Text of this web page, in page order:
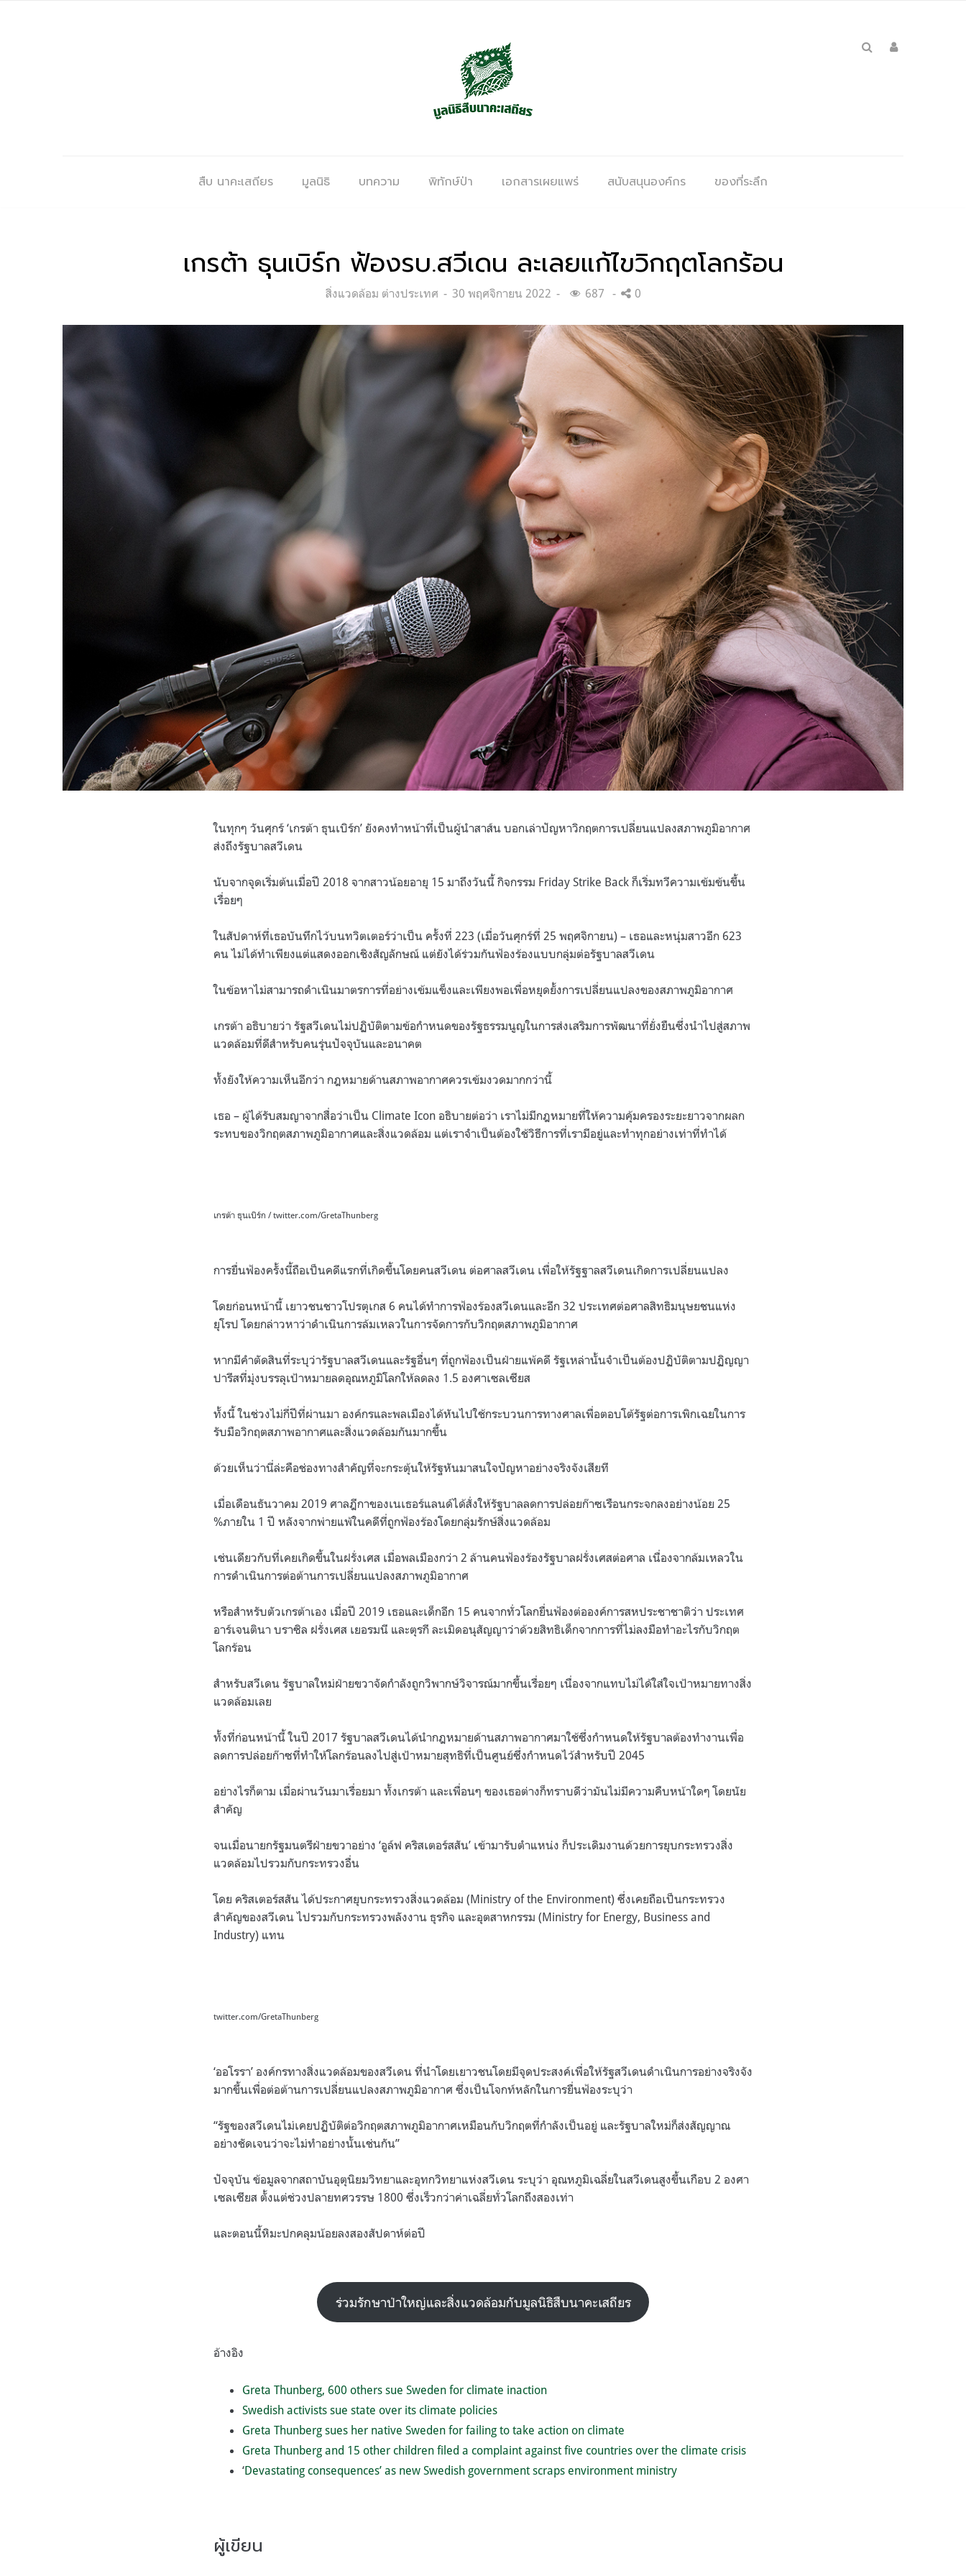
สืบ นาคะเสถียร มูลนิธิ บทความ พิทักษ์ป่า เอกสารเผยแพร่ สนับสนุนองค์กร ของที่ระลึก
เกรต้า ธุนเบิร์ก ฟ้องรบ.สวีเดน ละเลยแก้ไขวิกฤตโลกร้อน
Categories:
สิ่งแวดล้อม ต่างประเทศ
Posted
30 พฤศจิกายน 2022 687 0
ในทุกๆ วันศุกร์ ‘เกรต้า ธุนเบิร์ก’ ยังคงทำหน้าที่เป็นผู้นำสาส์น บอกเล่าปัญหาวิกฤตการเปลี่ยนแปลงสภาพภูมิอากาศ
ส่งถึงรัฐบาลสวีเดน
นับจากจุดเริ่มต้นเมื่อปี 2018 จากสาวน้อยอายุ 15 มาถึงวันนี้ กิจกรรม Friday Strike Back ก็เริ่มทวีความเข้มข้นขึ้น
เรื่อยๆ
ในสัปดาห์ที่เธอบันทึกไว้บนทวิตเตอร์ว่าเป็น ครั้งที่ 223 (เมื่อวันศุกร์ที่ 25 พฤศจิกายน) – เธอและหนุ่มสาวอีก 623
คน ไม่ได้ทำเพียงแต่แสดงออกเชิงสัญลักษณ์ แต่ยังได้ร่วมกันฟ้องร้องแบบกลุ่มต่อรัฐบาลสวีเดน
ในข้อหาไม่สามารถดำเนินมาตรการที่อย่างเข้มแข็งและเพียงพอเพื่อหยุดยั้งการเปลี่ยนแปลงของสภาพภูมิอากาศ
เกรต้า อธิบายว่า รัฐสวีเดนไม่ปฏิบัติตามข้อกำหนดของรัฐธรรมนูญในการส่งเสริมการพัฒนาที่ยั่งยืนซึ่งนำไปสู่สภาพ
แวดล้อมที่ดีสำหรับคนรุ่นปัจจุบันและอนาคต
ทั้งยังให้ความเห็นอีกว่า กฎหมายด้านสภาพอากาศควรเข้มงวดมากกว่านี้
เธอ – ผู้ได้รับสมญาจากสื่อว่าเป็น Climate Icon อธิบายต่อว่า เราไม่มีกฎหมายที่ให้ความคุ้มครองระยะยาวจากผลก
ระทบของวิกฤตสภาพภูมิอากาศและสิ่งแวดล้อม แต่เราจำเป็นต้องใช้วิธีการที่เรามีอยู่และทำทุกอย่างเท่าที่ทำได้
เกรต้า ธุนเบิร์ก / twitter.com/GretaThunberg
การยื่นฟ้องครั้งนี้ถือเป็นคดีแรกที่เกิดขึ้นโดยคนสวีเดน ต่อศาลสวีเดน เพื่อให้รัฐฐาลสวีเดนเกิดการเปลี่ยนแปลง
โดยก่อนหน้านี้ เยาวชนชาวโปรตุเกส 6 คนได้ทำการฟ้องร้องสวีเดนและอีก 32 ประเทศต่อศาลสิทธิมนุษยชนแห่ง
ยุโรป โดยกล่าวหาว่าดำเนินการล้มเหลวในการจัดการกับวิกฤตสภาพภูมิอากาศ
หากมีคำตัดสินที่ระบุว่ารัฐบาลสวีเดนและรัฐอื่นๆ ที่ถูกฟ้องเป็นฝ่ายแพ้คดี รัฐเหล่านั้นจำเป็นต้องปฏิบัติตามปฏิญญา
ปารีสที่มุ่งบรรลุเป้าหมายลดอุณหภูมิโลกให้ลดลง 1.5 องศาเซลเซียส
ทั้งนี้ ในช่วงไม่กี่ปีที่ผ่านมา องค์กรและพลเมืองได้หันไปใช้กระบวนการทางศาลเพื่อตอบโต้รัฐต่อการเพิกเฉยในการ
รับมือวิกฤตสภาพอากาศและสิ่งแวดล้อมกันมากขึ้น
ด้วยเห็นว่านี่ล่ะคือช่องทางสำคัญที่จะกระตุ้นให้รัฐหันมาสนใจปัญหาอย่างจริงจังเสียที
เมื่อเดือนธันวาคม 2019 ศาลฎีกาของเนเธอร์แลนด์ได้สั่งให้รัฐบาลลดการปล่อยก๊าซเรือนกระจกลงอย่างน้อย 25
%ภายใน 1 ปี หลังจากพ่ายแพ้ในคดีที่ถูกฟ้องร้องโดยกลุ่มรักษ์สิ่งแวดล้อม
เช่นเดียวกับที่เคยเกิดขึ้นในฝรั่งเศส เมื่อพลเมืองกว่า 2 ล้านคนฟ้องร้องรัฐบาลฝรั่งเศสต่อศาล เนื่องจากล้มเหลวใน
การดำเนินการต่อต้านการเปลี่ยนแปลงสภาพภูมิอากาศ
หรือสำหรับตัวเกรต้าเอง เมื่อปี 2019 เธอและเด็กอีก 15 คนจากทั่วโลกยื่นฟ้องต่อองค์การสหประชาชาติว่า ประเทศ
อาร์เจนตินา บราซิล ฝรั่งเศส เยอรมนี และตุรกี ละเมิดอนุสัญญาว่าด้วยสิทธิเด็กจากการที่ไม่ลงมือทำอะไรกับวิกฤต
โลกร้อน
สำหรับสวีเดน รัฐบาลใหม่ฝ่ายขวาจัดกำลังถูกวิพากษ์วิจารณ์มากขึ้นเรื่อยๆ เนื่องจากแทบไม่ได้ใส่ใจเป้าหมายทางสิ่ง
แวดล้อมเลย
ทั้งที่ก่อนหน้านี้ ในปี 2017 รัฐบาลสวีเดนได้นำกฎหมายด้านสภาพอากาศมาใช้ซึ่งกำหนดให้รัฐบาลต้องทำงานเพื่อ
ลดการปล่อยก๊าซที่ทำให้โลกร้อนลงไปสู่เป้าหมายสุทธิที่เป็นศูนย์ซึ่งกำหนดไว้สำหรับปี 2045
อย่างไรก็ตาม เมื่อผ่านวันมาเรื่อยมา ทั้งเกรต้า และเพื่อนๆ ของเธอต่างก็ทราบดีว่ามันไม่มีความคืบหน้าใดๆ โดยนัย
สำคัญ
จนเมื่อนายกรัฐมนตรีฝ่ายขวาอย่าง ‘อูล์ฟ คริสเตอร์สสัน’ เข้ามารับตำแหน่ง ก็ประเดิมงานด้วยการยุบกระทรวงสิ่ง
แวดล้อมไปรวมกับกระทรวงอื่น
โดย คริสเตอร์สสัน ได้ประกาศยุบกระทรวงสิ่งแวดล้อม (Ministry of the Environment) ซึ่งเคยถือเป็นกระทรวง
สำคัญของสวีเดน ไปรวมกับกระทรวงพลังงาน ธุรกิจ และอุตสาหกรรม (Ministry for Energy, Business and
Industry) แทน
twitter.com/GretaThunberg
‘ออโรรา’ องค์กรทางสิ่งแวดล้อมของสวีเดน ที่นำโดยเยาวชนโดยมีจุดประสงค์เพื่อให้รัฐสวีเดนดำเนินการอย่างจริงจัง
มากขึ้นเพื่อต่อต้านการเปลี่ยนแปลงสภาพภูมิอากาศ ซึ่งเป็นโจกท์หลักในการยื่นฟ้องระบุว่า
“รัฐของสวีเดนไม่เคยปฏิบัติต่อวิกฤตสภาพภูมิอากาศเหมือนกับวิกฤตที่กำลังเป็นอยู่ และรัฐบาลใหม่ก็ส่งสัญญาณ
อย่างชัดเจนว่าจะไม่ทำอย่างนั้นเช่นกัน”
ปัจจุบัน ข้อมูลจากสถาบันอุตุนิยมวิทยาและอุทกวิทยาแห่งสวีเดน ระบุว่า อุณหภูมิเฉลี่ยในสวีเดนสูงขึ้นเกือบ 2 องศา
เซลเซียส ตั้งแต่ช่วงปลายทศวรรษ 1800 ซึ่งเร็วกว่าค่าเฉลี่ยทั่วโลกถึงสองเท่า
และตอนนี้หิมะปกคลุมน้อยลงสองสัปดาห์ต่อปี
ร่วมรักษาป่าใหญ่และสิ่งแวดล้อมกับมูลนิธิสืบนาคะเสถียร
อ้างอิง
Greta Thunberg, 600 others sue Sweden for climate inaction
Swedish activists sue state over its climate policies
Greta Thunberg sues her native Sweden for failing to take action on climate
Greta Thunberg and 15 other children filed a complaint against five countries over the climate crisis
‘Devastating consequences’ as new Swedish government scraps environment ministry
ผู้เขียน